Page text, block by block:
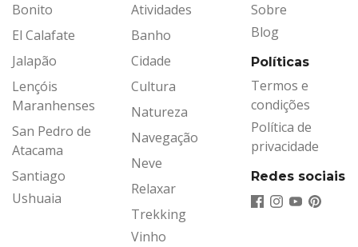
Bonito
El Calafate
Jalapão
Lençóis
Maranhenses
San Pedro de
Atacama
Santiago
Ushuaia
Atividades
Banho
Cidade
Cultura
Natureza
Navegação
Neve
Relaxar
Trekking
Vinho
Sobre
Blog
Políticas
Termos e
condições
Política de
privacidade
Redes sociais